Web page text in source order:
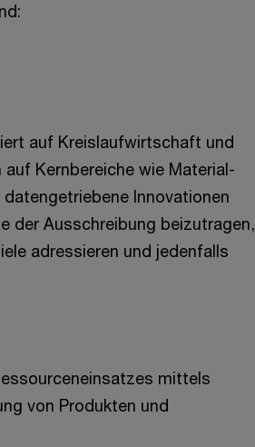
auf Kreislaufwirtschaft und
Kernbereiche wie Material-
Innovationen
der Ausschreibung beizutragen,
adressieren und jedenfalls
mittels
von Produkten und